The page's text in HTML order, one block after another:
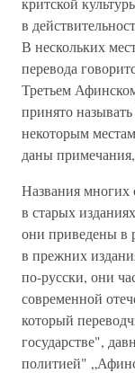
в
В нескольких
пере­вода
Третьем
принято
некоторым
даны
Названия многих
в старых
они приведены в
в преж­них
по-русски, они
современной
который
государстве",
политией"